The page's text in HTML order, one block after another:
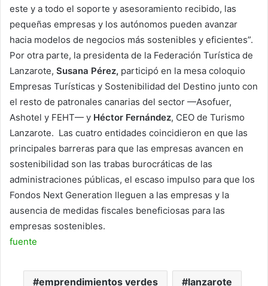
este y a todo el soporte y asesoramiento recibido, las
pequeñas empresas y los autónomos pueden avanzar
hacia modelos de negocios más sostenibles y eficientes”.
Por otra parte, la presidenta de la Federación Turística de
Lanzarote, Susana Pérez, participó en la mesa coloquio
Empresas Turísticas y Sostenibilidad del Destino junto con
el resto de patronales canarias del sector —Asofuer,
Ashotel y FEHT— y Héctor Fernández, CEO de Turismo
Lanzarote. Las cuatro entidades coincidieron en que las
principales barreras para que las empresas avancen en
sostenibilidad son las trabas burocráticas de las
administraciones públicas, el escaso impulso para que los
Fondos Next Generation lleguen a las empresas y la
ausencia de medidas fiscales beneficiosas para las
empresas sostenibles.
fuente
emprendimientos verdes lanzarote